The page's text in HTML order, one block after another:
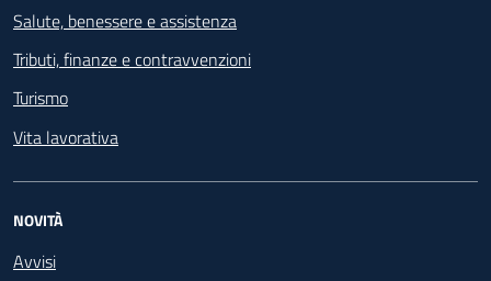
Salute, benessere e assistenza
Tributi, finanze e contravvenzioni
Turismo
Vita lavorativa
NOVITÀ
Avvisi